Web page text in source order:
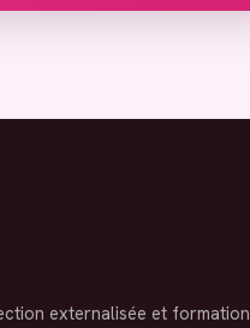
externalisée et formation